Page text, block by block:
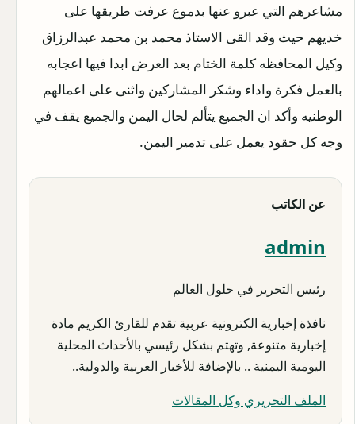
مشاعرهم التي عبرو عنها بدموع عرفت طريقها على
خديهم حيث وقد القى الاستاذ محمد بن محمد عبدالرزاق
وكيل المحافظه كلمة الختام بعد العرض ابدا فيها اعجابه
بالعمل فكرة واداء وشكر المشاركين واثنى على اعمالهم
الوطنيه وأكد ان الجميع يتألم لحال اليمن والجميع يقف في
وجه كل حقود يعمل على تدمير اليمن.
عن الكاتب
admin
رئيس التحرير في حلول العالم
نافذة إخبارية الكترونية عربية تقدم للقارئ الكريم مادة
إخبارية متنوعة, وتهتم بشكل رئيسي بالأحداث المحلية
اليومية اليمنية .. بالإضافة للأخبار العربية والدولية..
الملف التحريري وكل المقالات